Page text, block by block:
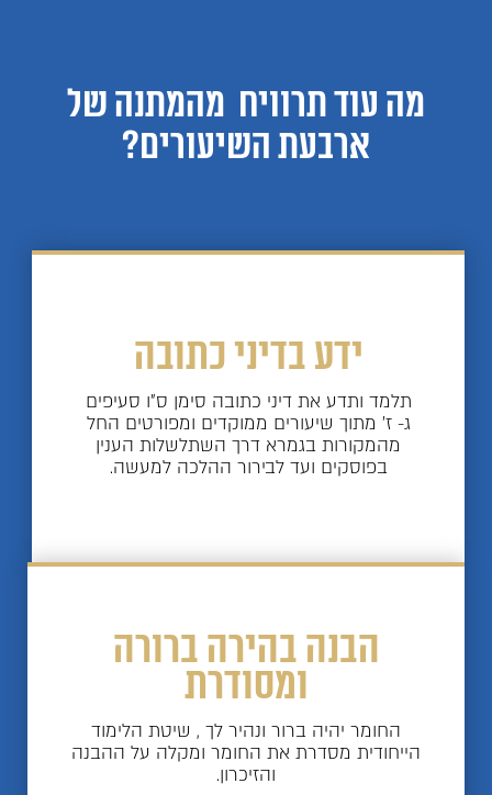
מה עוד תרוויח מהמתנה של
ארבעת השיעורים?
ידע בדיני כתובה
תלמד ותדע את דיני כתובה סימן ס"ו סעיפים
ג- ז' מתוך שיעורים ממוקדים ומפורטים החל
מהמקורות בגמרא דרך השתלשלות הענין
בפוסקים ועד לבירור ההלכה למעשה.
הבנה בהירה ברורה
ומסודרת
החומר יהיה ברור ונהיר לך , שיטת הלימוד
הייחודית מסדרת את החומר ומקלה על ההבנה
והזיכרון.